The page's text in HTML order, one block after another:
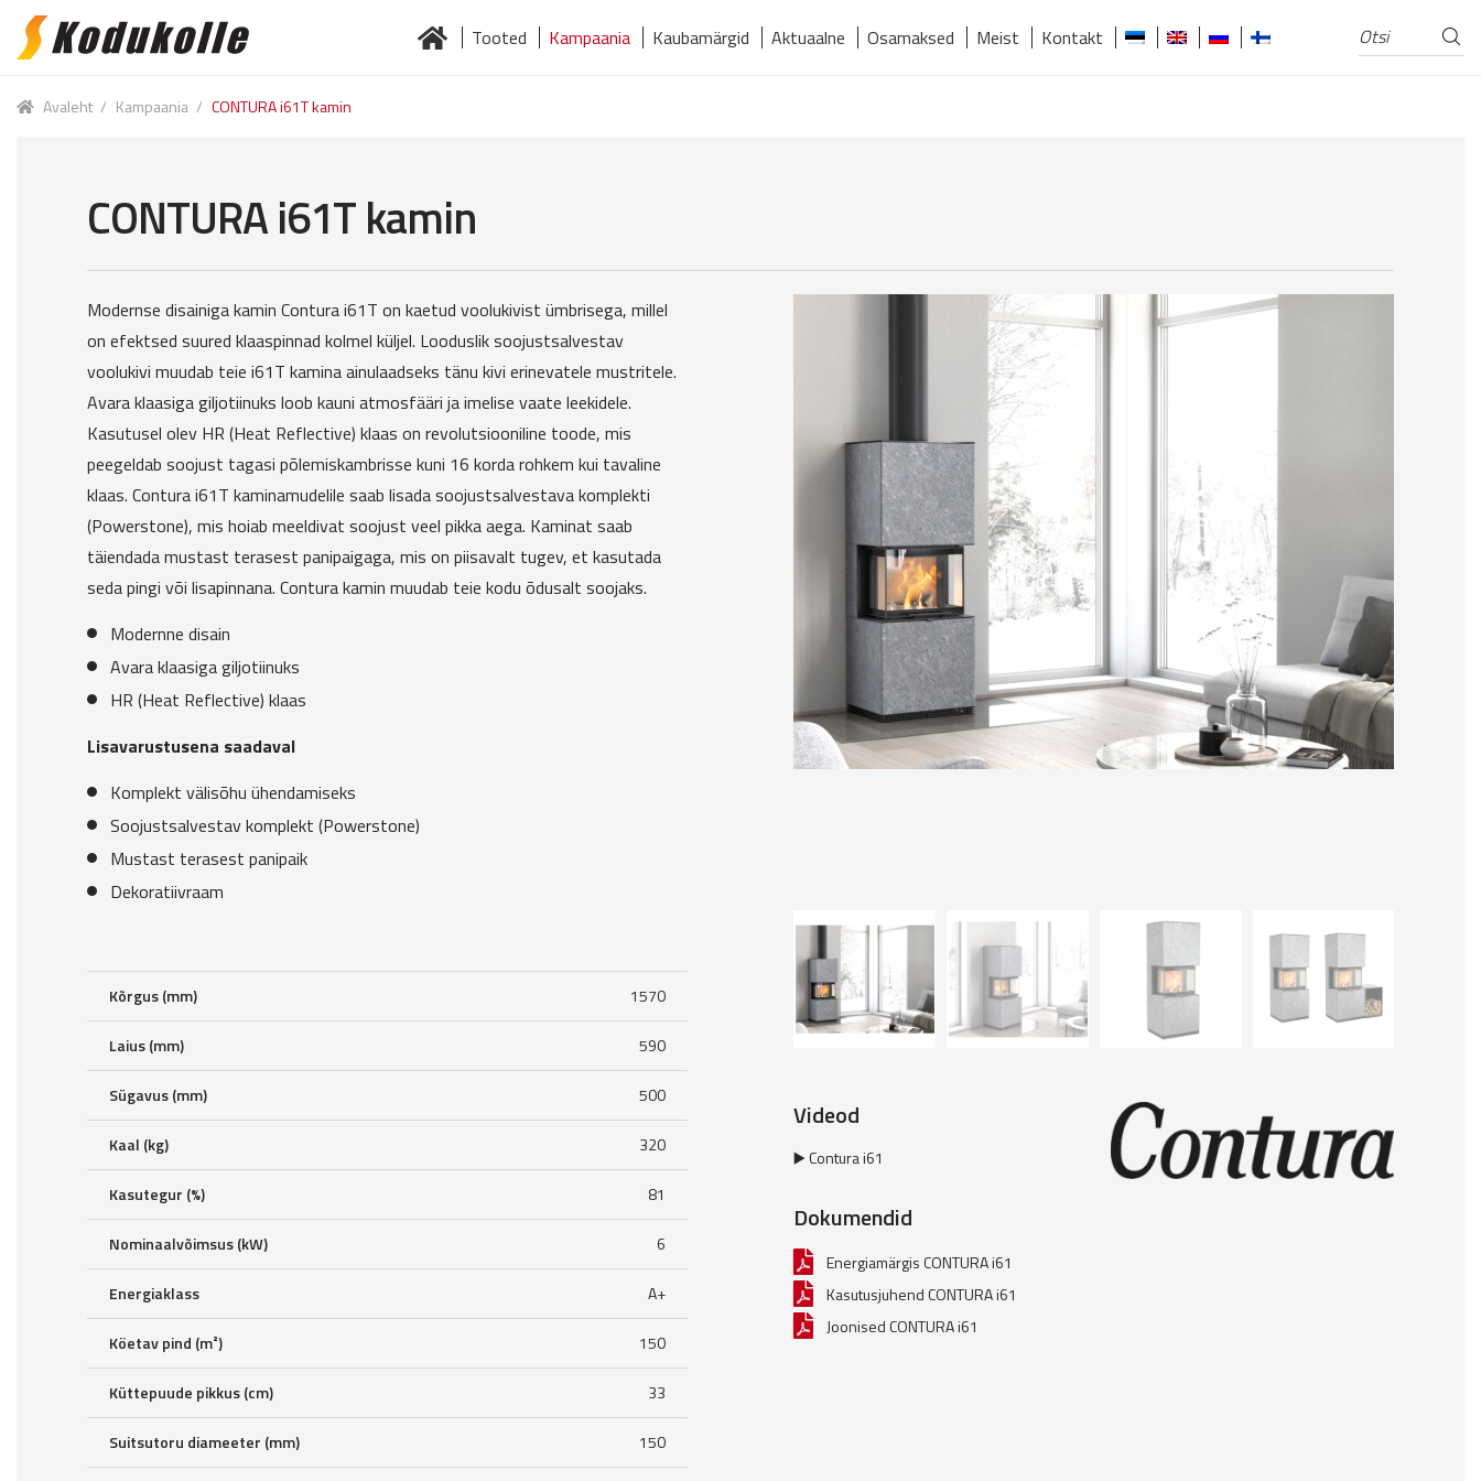
Skip
navigation
Skip
content
Tooted Kampaania Kaubamärgid Aktuaalne Osamaksed Meist Kontakt Otsi:
Avaleht / Kampaania / CONTURA i61T kamin
CONTURA i61T kamin
Modernse disainiga kamin Contura i61T on kaetud voolukivist ümbrisega, millel
on efektsed suured klaaspinnad kolmel küljel. Looduslik soojustsalvestav
voolukivi muudab teie i61T kamina ainulaadseks tänu kivi erinevatele mustritele.
Avara klaasiga giljotiinuks loob kauni atmosfääri ja imelise vaate leekidele.
Kasutusel olev HR (Heat Reflective) klaas on revolutsiooniline toode, mis
peegeldab soojust tagasi põlemiskambrisse kuni 16 korda rohkem kui tavaline
klaas. Contura i61T kaminamudelile saab lisada soojustsalvestava komplekti
(Powerstone), mis hoiab meeldivat soojust veel pikka aega. Kaminat saab
täiendada mustast terasest panipaigaga, mis on piisavalt tugev, et kasutada
seda pingi või lisapinnana. Contura kamin muudab teie kodu õdusalt soojaks.
Modernne disain
Avara klaasiga giljotiinuks
HR (Heat Reflective) klaas
Lisavarustusena saadaval
Komplekt välisõhu ühendamiseks
Soojustsalvestav komplekt (Powerstone)
Mustast terasest panipaik
Dekoratiivraam
Kõrgus (mm) 1570
Laius (mm) 590
Sügavus (mm) 500
Kaal (kg) 320
Kasutegur (%) 81
Nominaalvõimsus (kW) 6
Energiaklass A+
Köetav pind (m²) 150
Küttepuude pikkus (cm) 33
Suitsutoru diameeter (mm) 150
Videod
▶️ Contura i61
Dokumendid
Energiamärgis CONTURA i61
Kasutusjuhend CONTURA i61
Joonised CONTURA i61